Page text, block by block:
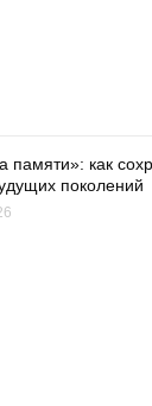
памяти»: как
поколений